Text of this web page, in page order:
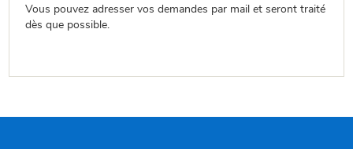
Vous pouvez adresser vos demandes par mail et seront traité
dès que possible.